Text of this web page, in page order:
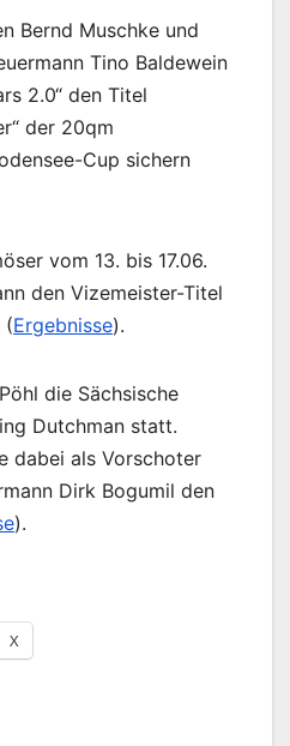
Bernd Muschke und
Tino Baldewein
2.0“ den Titel
der 20qm
Cup sichern
vom 13. bis 17.06.
den Vizemeister-Titel
(Ergebnisse).
die Sächsische
Dutchman statt.
dabei als Vorschoter
Dirk Bogumil den
).
X